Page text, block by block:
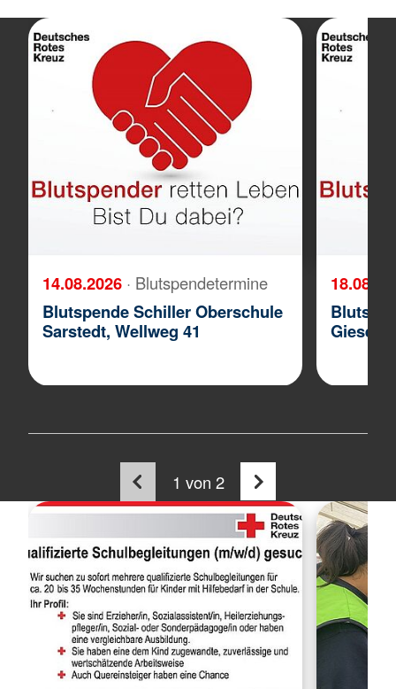
14.08.2026 · Blutspendetermine
Blutspende Schiller Oberschule
Sarstedt, Wellweg 41
Giesen,
1 von 2